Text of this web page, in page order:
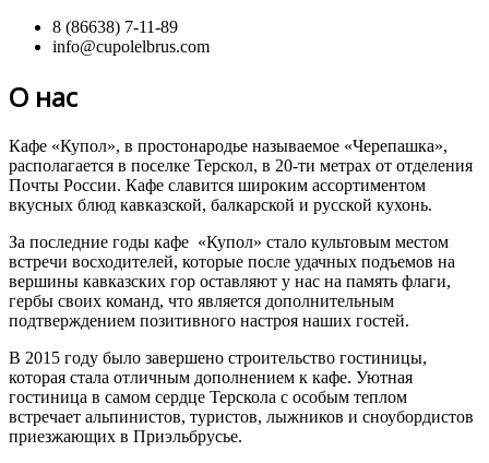
8 (86638) 7-11-89
info@cupolelbrus.com
О нас
Кафе «Купол», в простонародье называемое «Черепашка»,
располагается в поселке Терскол, в 20-ти метрах от отделения
Почты России. Кафе славится широким ассортиментом
вкусных блюд кавказской, балкарской и русской кухонь.
За последние годы кафе «Купол» стало культовым местом
встречи восходителей, которые после удачных подъемов на
вершины кавказских гор оставляют у нас на память флаги,
гербы своих команд, что является дополнительным
подтверждением позитивного настроя наших гостей.
В 2015 году было завершено строительство гостиницы,
которая стала отличным дополнением к кафе. Уютная
гостиница в самом сердце Терскола с особым теплом
встречает альпинистов, туристов, лыжников и сноубордистов
приезжающих в Приэльбрусье.